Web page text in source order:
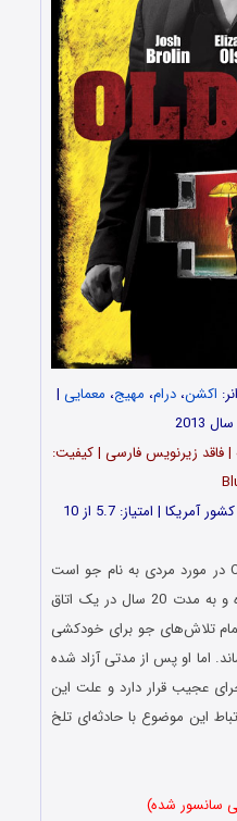
اکشن، درام، مهیج، معمایی |
2013
فارسی | مدت: 97 دقیقه | فاقد زیرنویس فارسی | کیفیت:
فیلم جنایت خاموش Oldboy 2013 در مورد مردی به نام جو است
که در روز تولد دخترش ربوده شده و به مدت 20 سال در یک اتاق
تلاش‌های جو برای خودکشی
اما او پس از مدتی آزاد شده
عجیب قرار دارد و علت این
این موضوع با حادثه‌ای تلخ
سانسور شده)